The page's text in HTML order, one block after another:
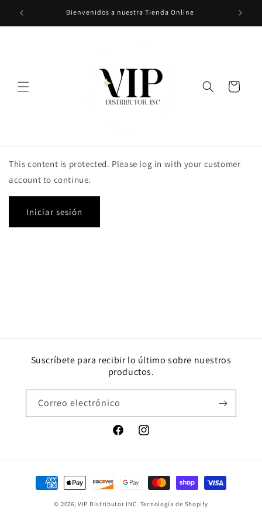
directamente
al contenido
Bienvenidos a nuestra Tienda Online
Carrito
This content is protected. Please log in with your customer
account to continue.
Iniciar sesión
Suscríbete para recibir lo último sobre nuestros
productos.
Correo electrónico
FacebookInstagram
Formas
de
© 2026,VIP Distributor INC. Tecnología de Shopify